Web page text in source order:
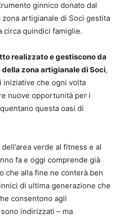
ginnico donato dal
zona artigianale di Soci gestita
circa quindici famiglie.
realizzato e gestiscono da
zona artigianale di Soci,
iniziative che ogni volta
nuove opportunità per i
questa oasi di
verde al fitness e al
fa e oggi comprende già
che alla fine ne conterà ben
di ultima generazione che
consentono agli
indirizzati – ma